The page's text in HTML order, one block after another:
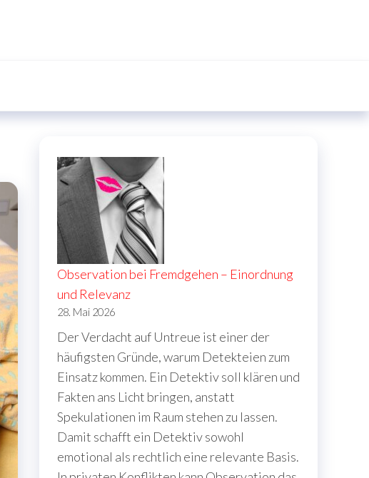
Observation bei Fremdgehen – Einordnung
und Relevanz
28. Mai 2026
Der Verdacht auf Untreue ist einer der
häufigsten Gründe, warum Detekteien zum
Einsatz kommen. Ein Detektiv soll klären und
Fakten ans Licht bringen, anstatt
Spekulationen im Raum stehen zu lassen.
Damit schafft ein Detektiv sowohl
emotional als rechtlich eine relevante Basis.